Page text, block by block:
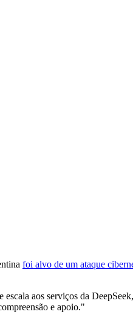
foi alvo de um ataque
aos serviços da
e apoio."